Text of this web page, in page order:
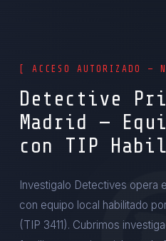
[ ACCESO AUTORIZADO
Detective
Madrid —
con TIP
Investigalo Detectives opera
con equipo local habilitado
(TIP 3411). Cubrimos